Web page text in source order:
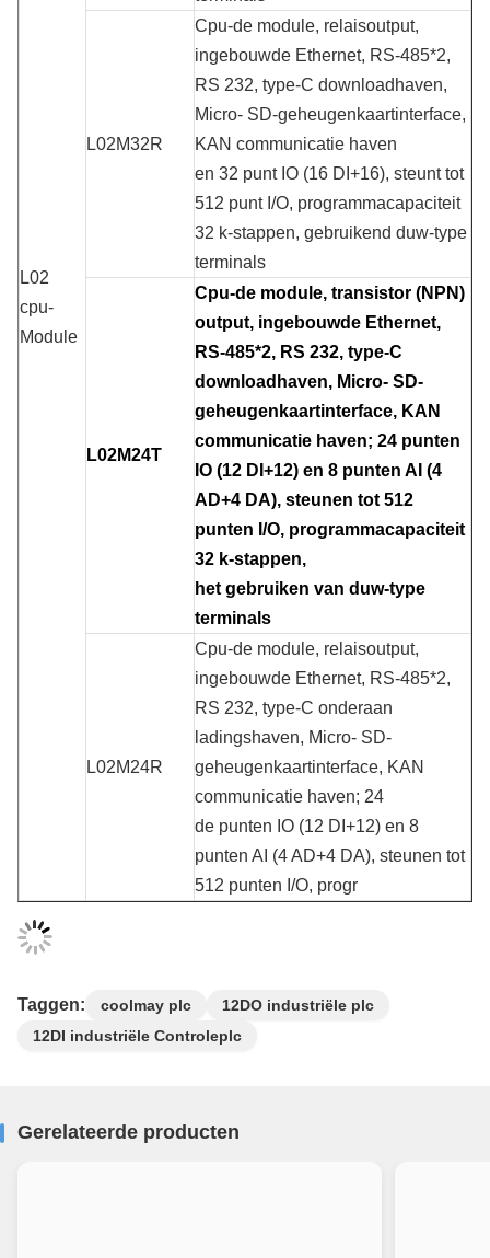
L02
cpu-
Module
L02M32R
Cpu-de module, relaisoutput,
ingebouwde Ethernet, RS-485*2,
RS 232, type-C downloadhaven,
Micro- SD-geheugenkaartinterface,
KAN communicatie haven
en 32 punt IO (16 DI+16), steunt tot
512 punt I/O, programmacapaciteit
32 k-stappen, gebruikend duw-type
terminals
L02M24T
Cpu-de module, transistor (NPN)
output, ingebouwde Ethernet,
RS-485*2, RS 232, type-C
downloadhaven, Micro- SD-
geheugenkaartinterface, KAN
communicatie haven; 24 punten
IO (12 DI+12) en 8 punten AI (4
AD+4 DA), steunen tot 512
punten I/O, programmacapaciteit
32 k-stappen,
het gebruiken van duw-type
terminals
L02M24R
Cpu-de module, relaisoutput,
ingebouwde Ethernet, RS-485*2,
RS 232, type-C onderaan
ladingshaven, Micro- SD-
geheugenkaartinterface, KAN
communicatie haven; 24
de punten IO (12 DI+12) en 8
punten AI (4 AD+4 DA), steunen tot
512 punten I/O, progr
Taggen: coolmay plc
12DO industriële plc
12DI industriële Controleplc
Gerelateerde producten